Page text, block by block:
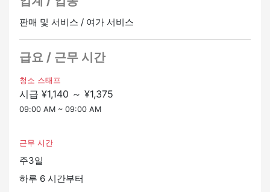
★ 고용 조건 ★
➣ 기본적인 일본어를 할 수 있는 분
➣ 체류 비자 소지자 (영주권자/영주권자/일본인 배우자/영
➣ 시간을 잘 지키고 열심히 일합니다.
관심이 있으시면 연락주세요!
다른 담당자가 처리해 드립니다.
정사원 승급가능
판매 및 서비스 / 여가 서비스
급요 / 근무 시간
청소 스태프
시급 ¥1,140 ～ ¥1,375
09:00 AM ~ 09:00 AM
근무 시간
주3일
하루 6 시간부터